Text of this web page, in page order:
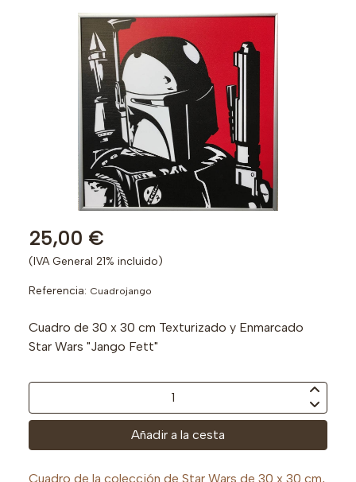
25,00 €
(IVA General 21% incluido)
Referencia: Cuadrojango
Cuadro de 30 x 30 cm Texturizado y Enmarcado
Star Wars "Jango Fett"
Añadir a la cesta
Cuadro de la colección de Star Wars de 30 x 30 cm,